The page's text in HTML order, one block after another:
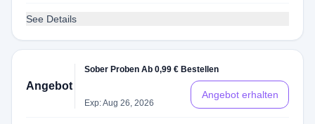
See Details
Angebot
Sober Proben Ab 0,99 € Bestellen
Exp: Aug 26, 2026
Angebot erhalten